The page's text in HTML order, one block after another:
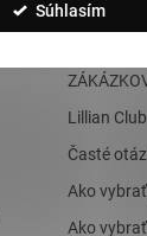
Súhlasím
Lillian Club
Časté
Ako
Ako